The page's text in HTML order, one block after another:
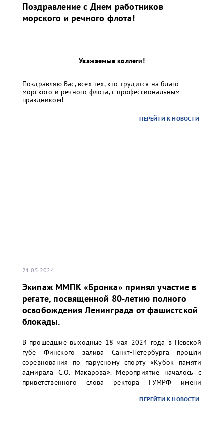
Поздравление с Днем работников
морского и речного флота!
Уважаемые коллеги!
Поздравляю Вас, всех тех, кто трудится на благо
морского и речного флота, с профессиональным
праздником!
ПЕРЕЙТИ К НОВОСТИ
21.05.2024
Экипаж ММПК «Бронка» принял участие в
регате, посвященной 80-летию полного
освобождения Ленинграда от фашистской
блокады.
В прошедшие выходные 18 мая 2024 года в Невской
губе Финского залива Санкт-Петербурга прошли
соревнования по парусному спорту «Кубок памяти
адмирала С.О. Макарова». Мероприятие началось с
приветственного слова ректора ГУМРФ имени
Олеговича. Торжественное открытие сопровождалось
ПЕРЕЙТИ К НОВОСТИ